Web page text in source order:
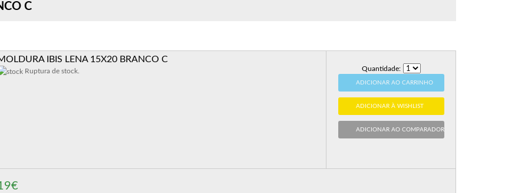
C
IBIS LENA 15X20 BRANCO C
Ruptura de stock. Quantidade:
ADICIONAR AO CARRINHO
ADICIONAR À WISHLIST
ADICIONAR AO COMPARADOR